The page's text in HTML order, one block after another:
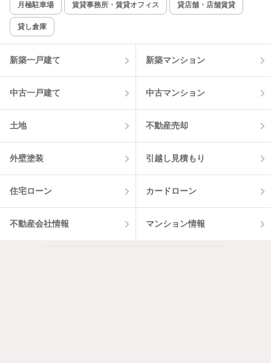
月極駐車場 賃貸事務所・賃貸オフィス 貸店舗・店舗賃貸
貸し倉庫
新築一戸建て 新築マンション
中古一戸建て 中古マンション
土地 不動産売却
外壁塗装 引越し見積もり
住宅ローン カードローン
不動産会社情報 マンション情報